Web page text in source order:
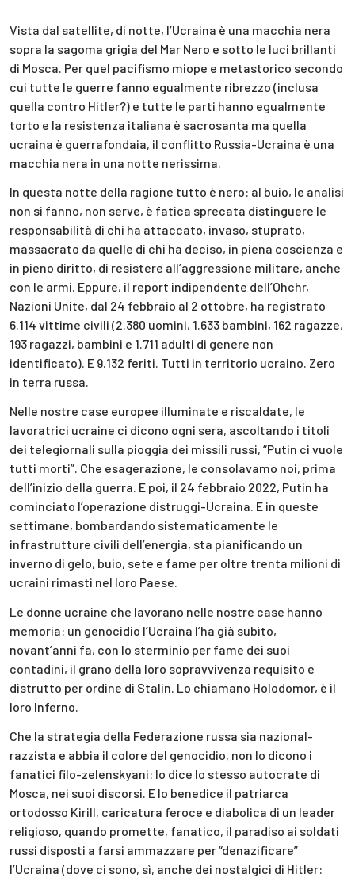
Vista dal satellite, di notte, l’Ucraina è una macchia nera
sopra la sagoma grigia del Mar Nero e sotto le luci brillanti
di Mosca. Per quel pacifismo miope e metastorico secondo
cui tutte le guerre fanno egualmente ribrezzo (inclusa
quella contro Hitler?) e tutte le parti hanno egualmente
torto e la resistenza italiana è sacrosanta ma quella
ucraina è guerrafondaia, il conflitto Russia-Ucraina è una
macchia nera in una notte nerissima.
In questa notte della ragione tutto è nero: al buio, le analisi
non si fanno, non serve, è fatica sprecata distinguere le
responsabilità di chi ha attaccato, invaso, stuprato,
massacrato da quelle di chi ha deciso, in piena coscienza e
in pieno diritto, di resistere all’aggressione militare, anche
con le armi. Eppure, il report indipendente dell’Ohchr,
Nazioni Unite, dal 24 febbraio al 2 ottobre, ha registrato
6.114 vittime civili (2.380 uomini, 1.633 bambini, 162 ragazze,
193 ragazzi, bambini e 1.711 adulti di genere non
identificato). E 9.132 feriti. Tutti in territorio ucraino. Zero
in terra russa.
Nelle nostre case europee illuminate e riscaldate, le
lavoratrici ucraine ci dicono ogni sera, ascoltando i titoli
dei telegiornali sulla pioggia dei missili russi, “Putin ci vuole
tutti morti”. Che esagerazione, le consolavamo noi, prima
dell’inizio della guerra. E poi, il 24 febbraio 2022, Putin ha
cominciato l’operazione distruggi-Ucraina. E in queste
settimane, bombardando sistematicamente le
infrastrutture civili dell’energia, sta pianificando un
inverno di gelo, buio, sete e fame per oltre trenta milioni di
ucraini rimasti nel loro Paese.
Le donne ucraine che lavorano nelle nostre case hanno
memoria: un genocidio l’Ucraina l’ha già subìto,
novant’anni fa, con lo sterminio per fame dei suoi
contadini, il grano della loro sopravvivenza requisito e
distrutto per ordine di Stalin. Lo chiamano Holodomor, è il
loro Inferno.
Che la strategia della Federazione russa sia nazional-
razzista e abbia il colore del genocidio, non lo dicono i
fanatici filo-zelenskyani: lo dice lo stesso autocrate di
Mosca, nei suoi discorsi. E lo benedice il patriarca
ortodosso Kirill, caricatura feroce e diabolica di un leader
religioso, quando promette, fanatico, il paradiso ai soldati
russi disposti a farsi ammazzare per “denazificare”
l’Ucraina (dove ci sono, sì, anche dei nostalgici di Hitler: